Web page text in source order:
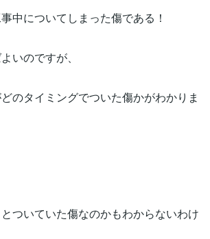
中についてしまった傷である！
いのですが、
のタイミングでついた傷かがわかりま
ついていた傷なのかもわからないわけ